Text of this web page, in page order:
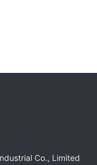
Co., Limited